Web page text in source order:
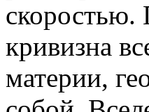
скоростью.
кривизна
материи,